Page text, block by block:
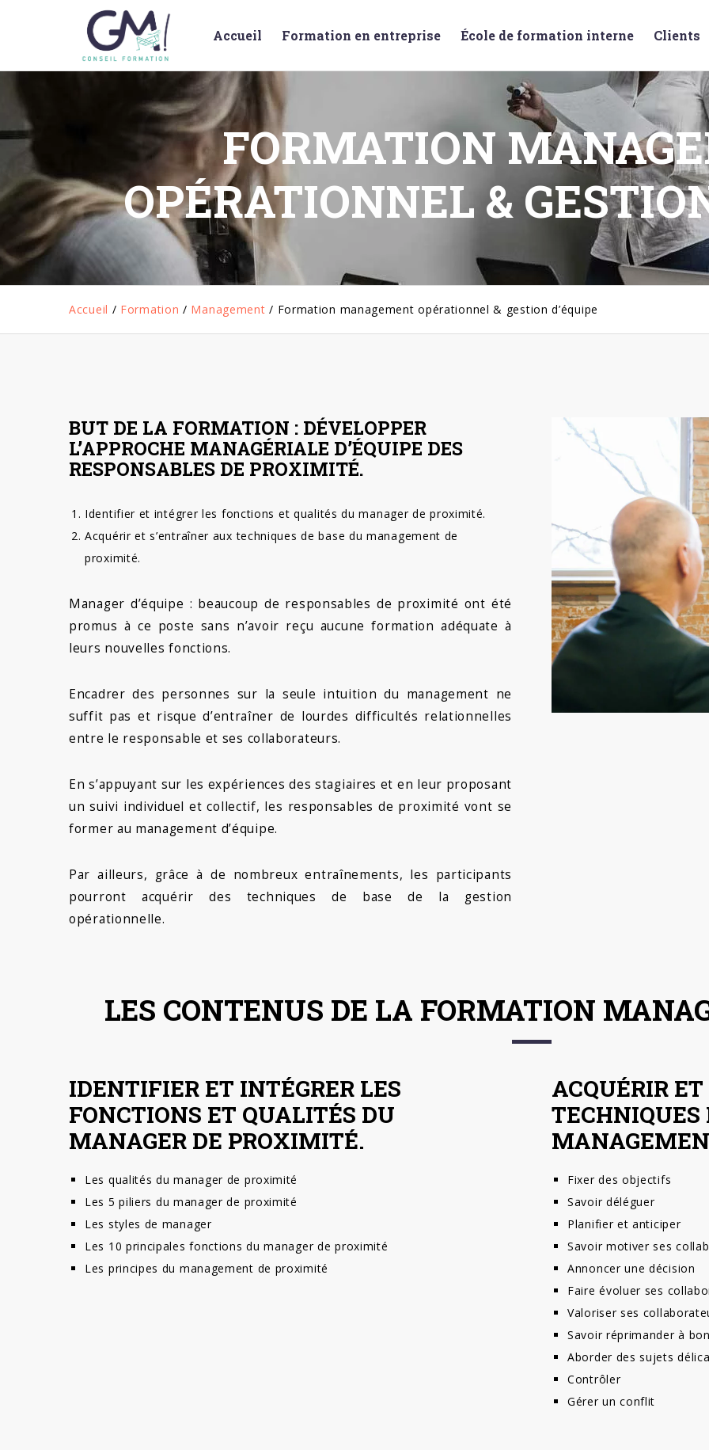
Accueil Formation en entreprise École de formation interne Clients
FORMATION
OPÉRATIONNEL &
Accueil / Formation / Management / Formation management opérationnel & gestion d’équipe
BUT DE LA FORMATION : DÉVELOPPER
L’APPROCHE MANAGÉRIALE D’ÉQUIPE DES
RESPONSABLES DE PROXIMITÉ.
Identifier et intégrer les fonctions et qualités du manager de proximité.
Acquérir et s’entraîner aux techniques de base du management de
proximité.
Manager d’équipe : beaucoup de responsables de proximité ont été
promus à ce poste sans n’avoir reçu aucune formation adéquate à
leurs nouvelles fonctions.
Encadrer des personnes sur la seule intuition du management ne
suffit pas et risque d’entraîner de lourdes difficultés relationnelles
entre le responsable et ses collaborateurs.
En s’appuyant sur les expériences des stagiaires et en leur proposant
un suivi individuel et collectif, les responsables de proximité vont se
former au management d’équipe.
Par ailleurs, grâce à de nombreux entraînements, les participants
pourront acquérir des techniques de base de la gestion
opérationnelle.
LES CONTENUS DE LA FORMATION
IDENTIFIER ET INTÉGRER LES
FONCTIONS ET QUALITÉS DU
MANAGER DE PROXIMITÉ.
Les qualités du manager de proximité
Les 5 piliers du manager de proximité
Les styles de manager
Les 10 principales fonctions du manager de proximité
Les principes du management de proximité
ACQUÉRIR
TECHNIQUES
Fixer des objectifs
Savoir déléguer
Planifier et anticiper
Savoir motiver ses
Annoncer une décision
Faire évoluer ses
Valoriser ses
Savoir réprimander à
Aborder des sujets
Contrôler
Gérer un conflit